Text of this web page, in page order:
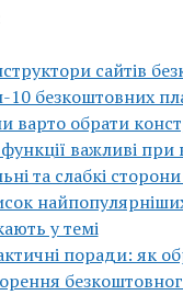
сайтів
10 безкоштовних
варто обрати
функції важливі
та слабкі
у темі
поради: як